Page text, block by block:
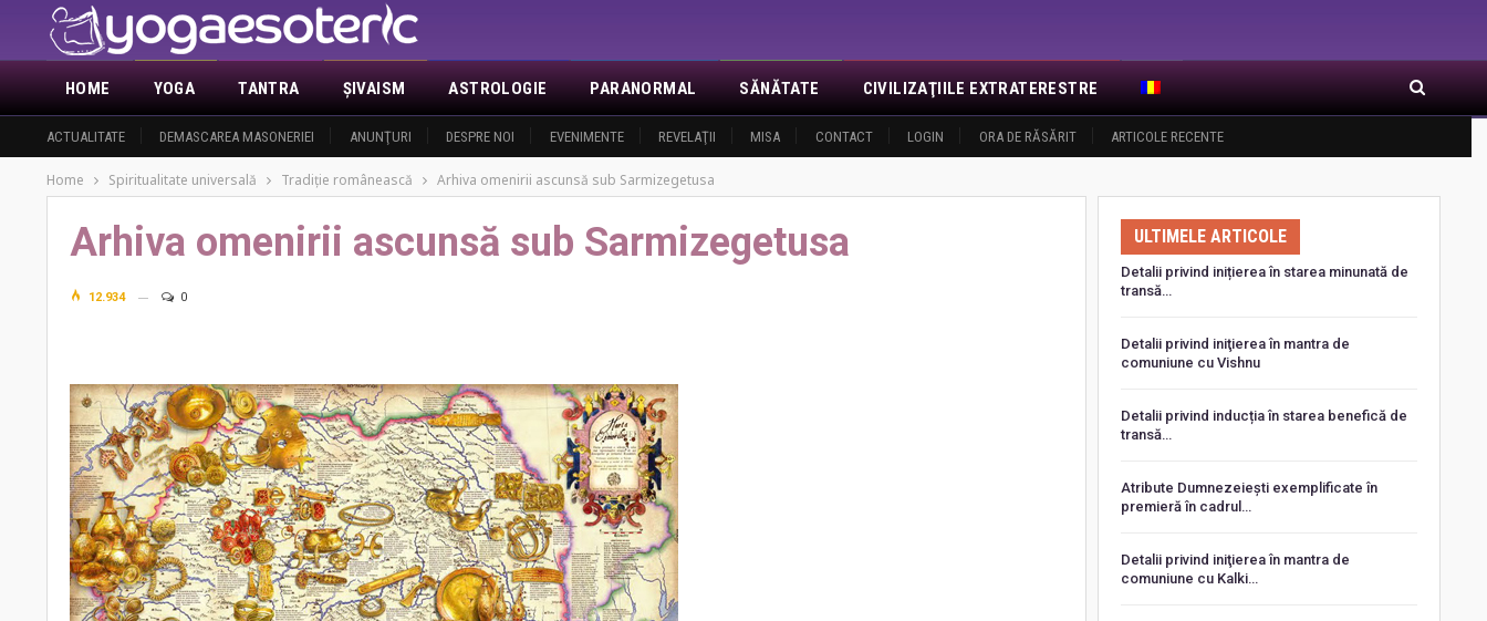
HOME
ACTUALITATE DEMASCAREA MASONERIEI ANUNŢURI DESPRE NOI EVENIMENTE REVELAŢII MISA CONTACT LOGIN ORA DE RĂSĂRIT ARTICOLE RECENTE
YOGA TANTRA ŞIVAISM ASTROLOGIE PARANORMAL SĂNĂTATE CIVILIZAŢIILE EXTRATERESTRE
Home Spiritualitate universală Tradiţie românească Arhiva omenirii ascunsă sub Sarmizegetusa
Arhiva omenirii ascunsă sub Sarmizegetusa
12.934 0
ULTIMELE ARTICOLE
Detalii privind inițierea în starea minunată de
transă…
Detalii privind iniţierea în mantra de
comuniune cu Vishnu
Detalii privind inducția în starea benefică de
transă…
Atribute Dumnezeiești exemplificate în
premieră în cadrul…
Detalii privind iniţierea în mantra de
comuniune cu Kalki…